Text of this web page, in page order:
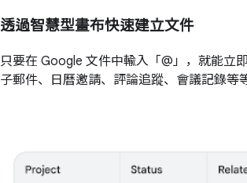
透過智慧型畫布快速建立文件
只要在 Google 文件中輸入「@」，就能立
子郵件、日曆邀請、評論追蹤、會議記錄等等